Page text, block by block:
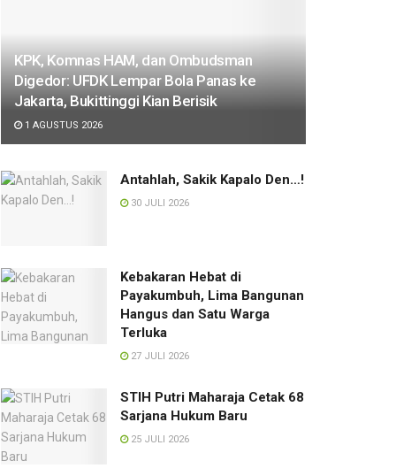
KPK, Komnas HAM, dan Ombudsman
Digedor: UFDK Lempar Bola Panas ke
Jakarta, Bukittinggi Kian Berisik
1 AGUSTUS 2026
Antahlah, Sakik Kapalo Den…!
30 JULI 2026
Kebakaran Hebat di
Payakumbuh, Lima Bangunan
Hangus dan Satu Warga
Terluka
27 JULI 2026
STIH Putri Maharaja Cetak 68
Sarjana Hukum Baru
25 JULI 2026